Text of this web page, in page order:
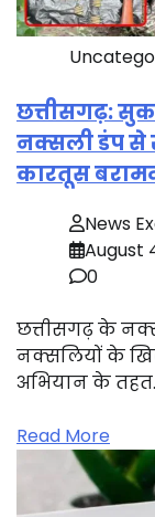
छत्तीसगढ़:
नक्सली डंप से
कारतूस
News
August
0
छत्तीसगढ़ के
नक्सलियों के
अभियान के
Read More